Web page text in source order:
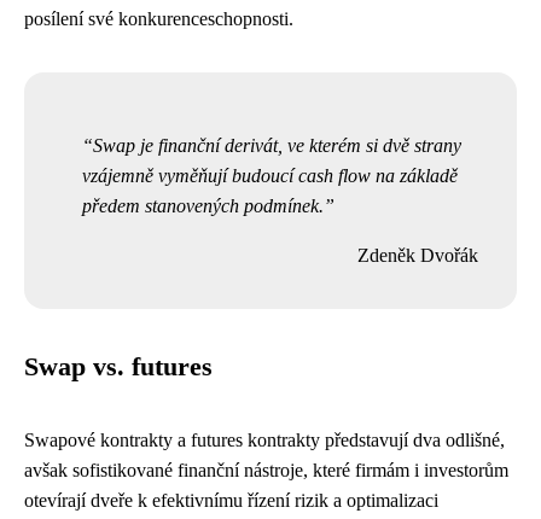
posílení své konkurenceschopnosti.
Swap je finanční derivát, ve kterém si dvě strany
vzájemně vyměňují budoucí cash flow na základě
předem stanovených podmínek.
Zdeněk Dvořák
Swap vs. futures
Swapové kontrakty a futures kontrakty představují dva odlišné,
avšak sofistikované finanční nástroje, které firmám i investorům
otevírají dveře k efektivnímu řízení rizik a optimalizaci